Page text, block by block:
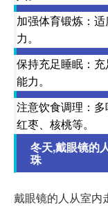
加强体育锻炼：
力。
保持充足睡眠：
能力。
注意饮食调理：多
红枣、核桃等。
冬天,戴眼镜的
珠
戴眼镜的人从室内